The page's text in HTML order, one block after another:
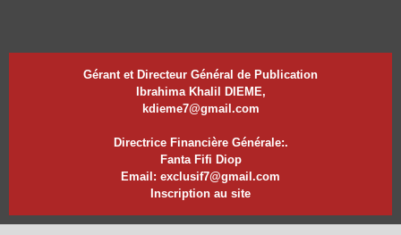
Gérant et Directeur Général de Publication
Ibrahima Khalil DIEME,
kdieme7@gmail.com
Directrice Financière Générale:.
Fanta Fifi Diop
Email: exclusif7@gmail.com
Inscription au site